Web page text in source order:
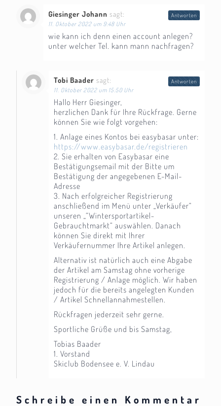
Giesinger Johann sagt:
11. Oktober 2022 um 9:48 Uhr
wie kann ich denn einen account anlegen?
unter welcher Tel. kann mann nachfragen?
Antworten
Tobi Baader sagt:
11. Oktober 2022 um 15:50 Uhr
Hallo Herr Giesinger,
herzlichen Dank für Ihre Rückfrage. Gerne
können Sie wie folgt vorgehen:
1. Anlage eines Kontos bei easybasar unter:
https://www.easybasar.de/registrieren
2. Sie erhalten von Easybasar eine
Bestätigungsemail mit der Bitte um
Bestätigung der angegebenen E-Mail-
Adresse
3. Nach erfolgreicher Registrierung
anschließend im Menü unter „Verkäufer“
unseren „“Wintersportartikel-
Gebrauchtmarkt“ auswählen. Danach
können Sie direkt mit Ihrer
Verkäufernummer Ihre Artikel anlegen.
Alternativ ist natürlich auch eine Abgabe
der Artikel am Samstag ohne vorherige
Registrierung / Anlage möglich. Wir haben
jedoch für die bereits angelegten Kunden
/ Artikel Schnellannahmestellen.
Rückfragen jederzeit sehr gerne.
Sportliche Grüße und bis Samstag,
Tobias Baader
1. Vorstand
Skiclub Bodensee e. V. Lindau
Antworten
Schreibe einen Kommentar